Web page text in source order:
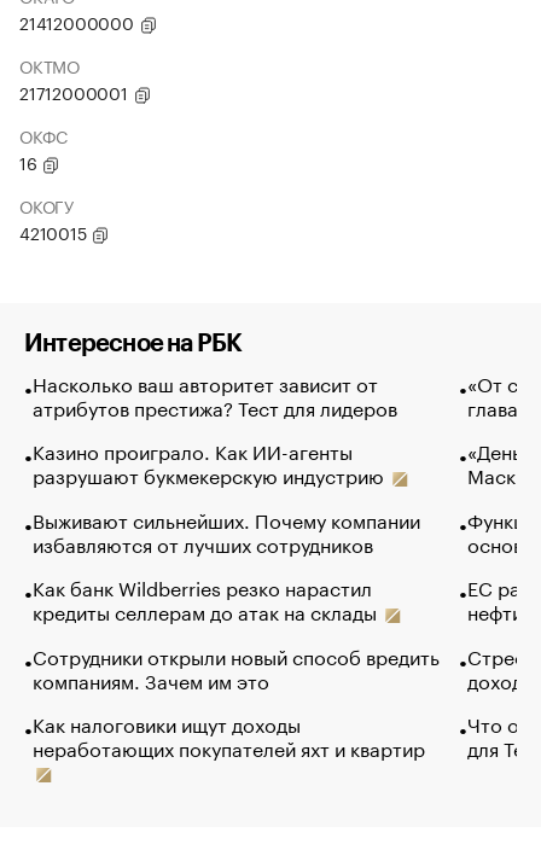
21412000000
ОКТМО
21712000001
ОКФС
16
ОКОГУ
4210015
Интересное на РБК
Насколько ваш авторитет зависит от
атрибутов престижа? Тест для лидеров
Казино проиграло. Как ИИ-агенты
разрушают букмекерскую индустрию
Выживают сильнейших. Почему компании
избавляются от лучших сотрудников
Как банк Wildberries резко нарастил
кредиты селлерам до атак на склады
Сотрудники открыли новый способ вредить
компаниям. Зачем им это
Как налоговики ищут доходы
неработающих покупателей яхт и квартир
«От
глава
Маск в
основ
ЕС
нефти
Что
для